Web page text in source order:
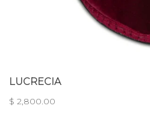
LUCRECIA
$ 2,800.00